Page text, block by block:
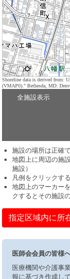
Shoreline data is derived from:
(VMAP0)." Bethesda, MD:
全施設表示
施設の場所は正確
地図上に周辺の施
施設）
凡例をクリックす
地図上のマーカー
クするとその施設
指定区域内に所
医師会会員の皆様
医療機関や介護事
報に基づき作成し